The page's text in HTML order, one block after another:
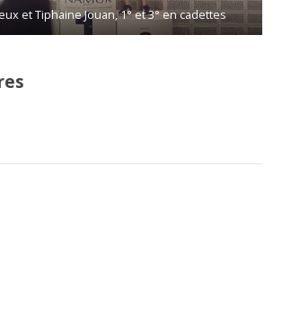
et Tiphaine Jouan, 1° et 3° en cadettes